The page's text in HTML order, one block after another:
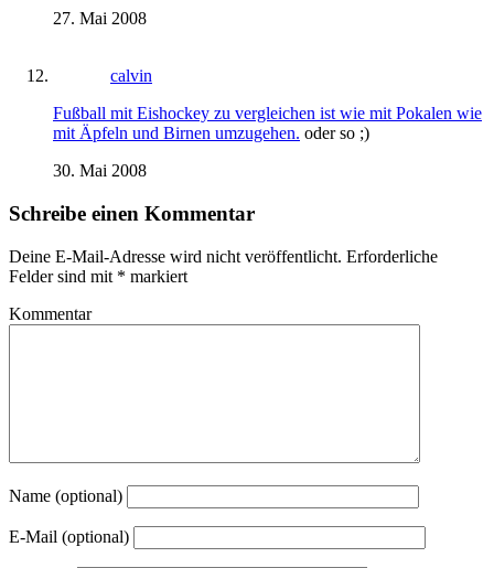
27. Mai 2008
calvin
Fußball mit Eishockey zu vergleichen ist wie mit Pokalen wie
mit Äpfeln und Birnen umzugehen. oder so ;)
30. Mai 2008
Schreibe einen Kommentar
Deine E-Mail-Adresse wird nicht veröffentlicht. Erforderliche
Felder sind mit * markiert
Kommentar
Name (optional)
E-Mail (optional)